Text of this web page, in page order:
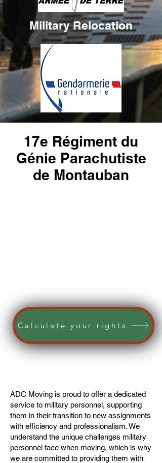
Military Relocation
17e Régiment du
Génie Parachutiste
de Montauban
Calculate your rights
ADC Moving is proud to offer a dedicated
service to military personnel, supporting
them in their transition to new assignments
with efficiency and professionalism. We
understand the unique challenges military
personnel face when moving, which is why
we are committed to providing them with